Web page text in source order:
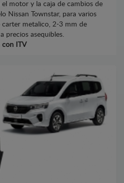
motor y la caja de cambios de
Nissan Townstar, para varios
metalico, 2-3 mm de
precios asequibles.
con ITV